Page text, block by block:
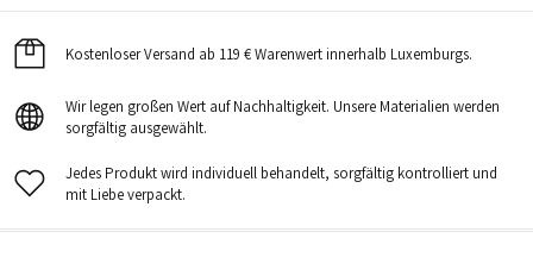
Wir legen großen Wert auf Nachhaltigkeit. Unsere Materialien werden
Jedes Produkt wird individuell behandelt, sorgfältig kontrolliert und